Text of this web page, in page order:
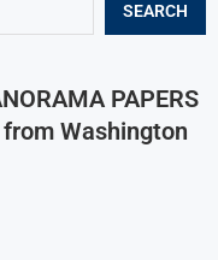
SEARCH
PAPERS
from Washington